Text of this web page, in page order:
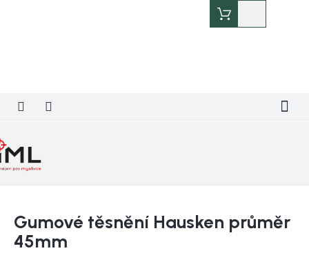
košík
Gumové těsnění Hausken průměr
45mm